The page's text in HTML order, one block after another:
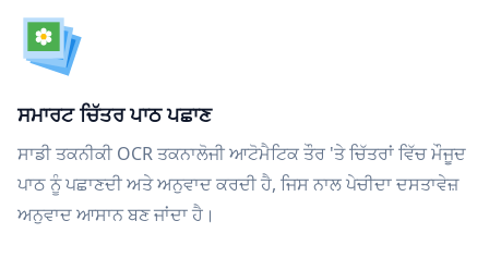
ਸਮਾਰਟ ਚਿੱਤਰ ਪਾਠ ਪਛਾਣ
ਸਾਡੀ ਤਕਨੀਕੀ OCR ਤਕਨਾਲੋਜੀ ਆਟੋਮੈਟਿਕ ਤੌਰ 'ਤੇ ਚਿੱਤਰਾਂ ਵਿੱਚ ਮੌਜੂਦ
ਪਾਠ ਨੂੰ ਪਛਾਣਦੀ ਅਤੇ ਅਨੁਵਾਦ ਕਰਦੀ ਹੈ, ਜਿਸ ਨਾਲ ਪੇਚੀਦਾ ਦਸਤਾਵੇਜ਼
ਅਨੁਵਾਦ ਆਸਾਨ ਬਣ ਜਾਂਦਾ ਹੈ।